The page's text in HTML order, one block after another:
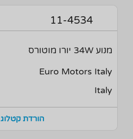
11-4534
מנוע 34W יורו מוטורס
Euro Motors Italy
Italy
הורדת קטלוג